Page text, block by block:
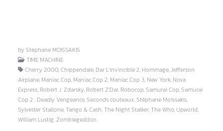
by Stephane MOISSAKIS
TIME MACHINE
Cherry 2000, Chippendale, Dar L'invincible 2, Hommage, Jefferson
Airplane, Maniac Cop, Maniac Cop 2, Maniac Cop 3, New York, Nova
Express, Robert J. Zdarsky, Robert Z'Dar, Robocop, Samurai Cop, Samurai
Cop 2 : Deadly Vengeance, Seconds couteaux, Stéphane Moïssakis,
Sylvester Stallone, Tango & Cash, The Night Stalker, The Who, Upworld,
William Lustig, Zombiegeddon